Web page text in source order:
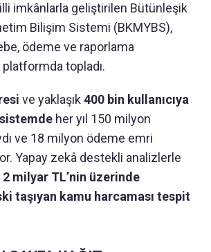
imkânlarla geliştirilen Bütünleşik
Bilişim Sistemi (BKMYBS),
ödeme ve raporlama
topladı.
ve yaklaşık 400 bin kullanıcıya
her yıl 150 milyon
ve 18 milyon ödeme emri
Yapay zekâ destekli analizlerle
milyar TL’nin üzerinde
taşıyan kamu harcaması tespit